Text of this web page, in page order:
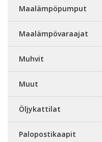
Maalämpöpumput
Maalämpövaraajat
Muhvit
Muut
Öljykattilat
Palopostikaapit